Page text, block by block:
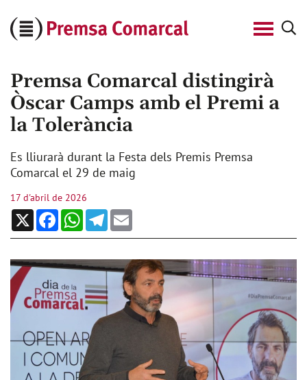
Cerca
Premsa Comarcal distingirà
Òscar Camps amb el Premi a
la Tolerància
Es lliurarà durant la Festa dels Premis Premsa
Comarcal el 29 de maig
17 d'abril de 2026
X FacebookWhatsAppTelegram